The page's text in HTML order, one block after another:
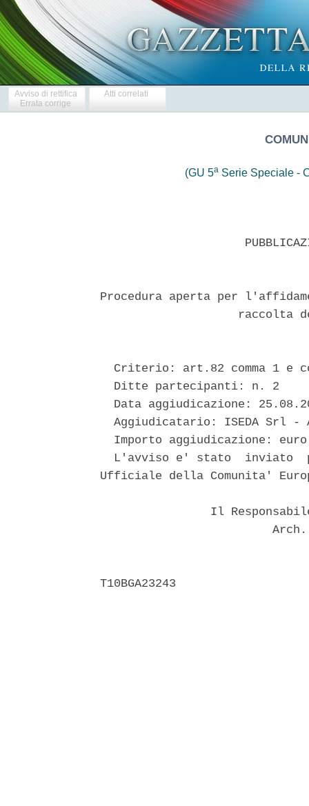
Avviso di rettifica
Errata corrige
Atti correlati
(GU 5a Serie Speciale -
Procedura aperta per
raccolta
Criterio: art.82 comma 1 e
  Ditte partecipanti: n. 2
Data aggiudicazione:
Aggiudicatario: ISEDA Srl
Importo aggiudicazione:
L'avviso e' stato  inviato
Ufficiale della Comunita'
Il